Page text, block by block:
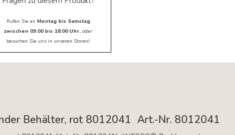
Rufen Sie an Montag bis Samstag
zwischen 09:00 bis 18:00 Uhr. oder
besuchen Sie uns in unseren Stores!
Behälter, rot 8012041  Art.-Nr. 8012041